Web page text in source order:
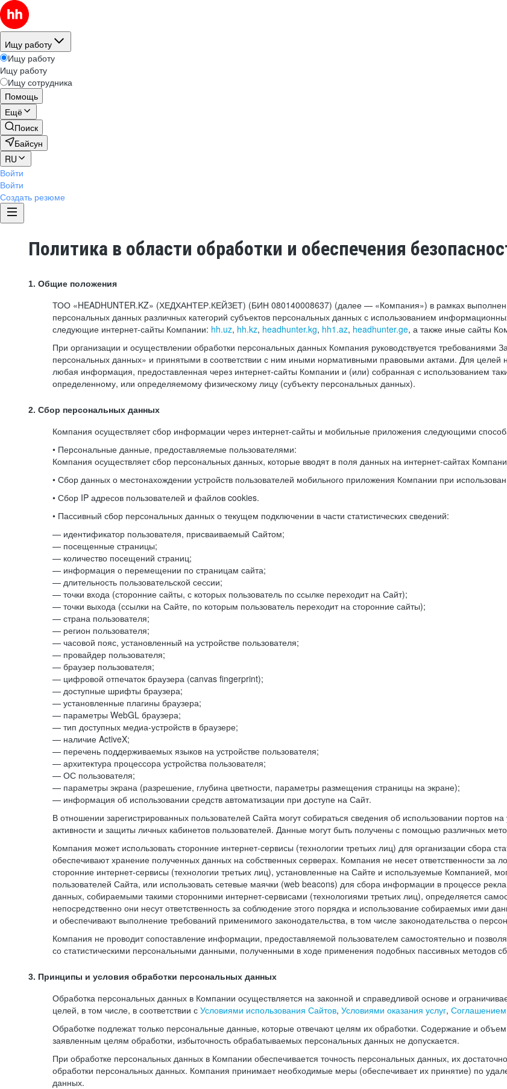
Ищу работу
Ищу работу
Ищу работу
Ищу сотрудника
Помощь
Ещё
Поиск
Байсун
RU
Войти
Войти
Создать резюме
Политика в области обработки и обеспечения
1. Общие положения
ТОО «HEADHUNTER.KZ» (ХЕДХАНТЕР.КЕЙЗЕТ) (БИН 080140008637) (далее — «Компания») в рамках
персональных данных различных категорий субъектов персональных данных с использованием
следующие интернет-сайты Компании: hh.uz, hh.kz, headhunter.kg, hh1.az, headhunter.ge, а также иные сайты
При организации и осуществлении обработки персональных данных Компания руководствуется
персональных данных» и принятыми в соответствии с ним иными нормативными правовыми актами. Для
любая информация, предоставленная через интернет-сайты Компании и (или) собранная с использованием
определенному, или определяемому физическому лицу (субъекту персональных данных).
2. Сбор персональных данных
Компания осуществляет сбор информации через интернет-сайты и мобильные приложения следующими
• Персональные данные, предоставляемые пользователями:
Компания осуществляет сбор персональных данных, которые вводят в поля данных на интернет-сайтах
• Сбор данных о местонахождении устройств пользователей мобильного приложения Компании при
• Сбор IP адресов пользователей и файлов cookies.
• Пассивный сбор персональных данных о текущем подключении в части статистических сведений:
— идентификатор пользователя, присваиваемый Сайтом;
— посещенные страницы;
— количество посещений страниц;
— информация о перемещении по страницам сайта;
— длительность пользовательской сессии;
— точки входа (сторонние сайты, с которых пользователь по ссылке переходит на Сайт);
— точки выхода (ссылки на Сайте, по которым пользователь переходит на сторонние сайты);
— страна пользователя;
— регион пользователя;
— часовой пояс, установленный на устройстве пользователя;
— провайдер пользователя;
— браузер пользователя;
— цифровой отпечаток браузера (canvas fingerprint);
— доступные шрифты браузера;
— установленные плагины браузера;
— параметры WebGL браузера;
— тип доступных медиа-устройств в браузере;
— наличие ActiveX;
— перечень поддерживаемых языков на устройстве пользователя;
— архитектура процессора устройства пользователя;
— ОС пользователя;
— параметры экрана (разрешение, глубина цветности, параметры размещения страницы на экране);
— информация об использовании средств автоматизации при доступе на Сайт.
В отношении зарегистрированных пользователей Сайта могут собираться сведения об использовании портов
активности и защиты личных кабинетов пользователей. Данные могут быть получены с помощью различных
Компания может использовать сторонние интернет-сервисы (технологии третьих лиц) для организации сбора
обеспечивают хранение полученных данных на собственных серверах. Компания не несет ответственности за
сторонние интернет-сервисы (технологии третьих лиц), установленные на Сайте и используемые Компанией,
пользователей Сайта, или использовать сетевые маячки (web beacons) для сбора информации в процессе
данных, собираемыми такими сторонними интернет-сервисами (технологиями третьих лиц), определяется
непосредственно они несут ответственность за соблюдение этого порядка и использование собираемых ими
и обеспечивают выполнение требований применимого законодательства, в том числе законодательства о
Компания не проводит сопоставление информации, предоставляемой пользователем самостоятельно и
со статистическими персональными данными, полученными в ходе применения подобных пассивных методов
3. Принципы и условия обработки персональных данных
Обработка персональных данных в Компании осуществляется на законной и справедливой основе и
целей, в том числе, в соответствии с Условиями использования Сайтов, Условиями оказания услуг, Соглашением
Обработке подлежат только персональные данные, которые отвечают целям их обработки. Содержание и
заявленным целям обработки, избыточность обрабатываемых персональных данных не допускается.
При обработке персональных данных в Компании обеспечивается точность персональных данных, их
обработки персональных данных. Компания принимает необходимые меры (обеспечивает их принятие) по
данных.